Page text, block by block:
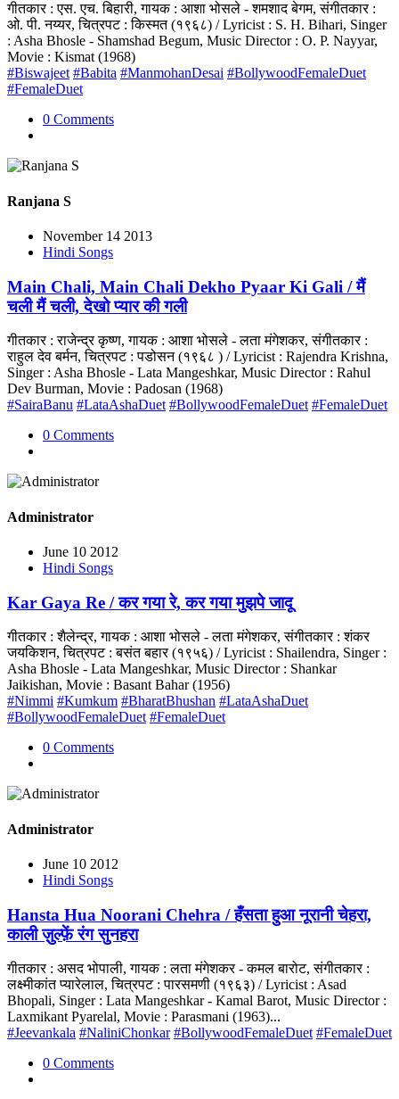
गीतकार : एस. एच. बिहारी, गायक : आशा भोसले - शमशाद बेगम, संगीतकार :
ओ. पी. नय्यर, चित्रपट : किस्मत (१९६८) / Lyricist : S. H. Bihari, Singer
: Asha Bhosle - Shamshad Begum, Music Director : O. P. Nayyar,
Movie : Kismat (1968)
#Biswajeet #Babita #ManmohanDesai #BollywoodFemaleDuet
#FemaleDuet
0 Comments
Ranjana S
November 14 2013
Hindi Songs
Main Chali, Main Chali Dekho Pyaar Ki Gali / मैं
चली मैं चली, देखो प्यार की गली
गीतकार : राजेन्द्र कृष्ण, गायक : आशा भोसले - लता मंगेशकर, संगीतकार :
राहुल देव बर्मन, चित्रपट : पडोसन (१९६८ ) / Lyricist : Rajendra Krishna,
Singer : Asha Bhosle - Lata Mangeshkar, Music Director : Rahul
Dev Burman, Movie : Padosan (1968)
#SairaBanu #LataAshaDuet #BollywoodFemaleDuet #FemaleDuet
0 Comments
Administrator
June 10 2012
Hindi Songs
Kar Gaya Re / कर गया रे, कर गया मुझपे जादू
गीतकार : शैलेन्द्र, गायक : आशा भोसले - लता मंगेशकर, संगीतकार : शंकर
जयकिशन, चित्रपट : बसंत बहार (१९५६) / Lyricist : Shailendra, Singer :
Asha Bhosle - Lata Mangeshkar, Music Director : Shankar
Jaikishan, Movie : Basant Bahar (1956)
#Nimmi #Kumkum #BharatBhushan #LataAshaDuet
#BollywoodFemaleDuet #FemaleDuet
0 Comments
Administrator
June 10 2012
Hindi Songs
Hansta Hua Noorani Chehra / हँसता हुआ नूरानी चेहरा,
काली ज़ुल्फ़ें रंग सुनहरा
गीतकार : असद भोपाली, गायक : लता मंगेशकर - कमल बारोट, संगीतकार :
लक्ष्मीकांत प्यारेलाल, चित्रपट : पारसमणी (१९६३) / Lyricist : Asad
Bhopali, Singer : Lata Mangeshkar - Kamal Barot, Music Director :
Laxmikant Pyarelal, Movie : Parasmani (1963)...
#Jeevankala #NaliniChonkar #BollywoodFemaleDuet #FemaleDuet
0 Comments